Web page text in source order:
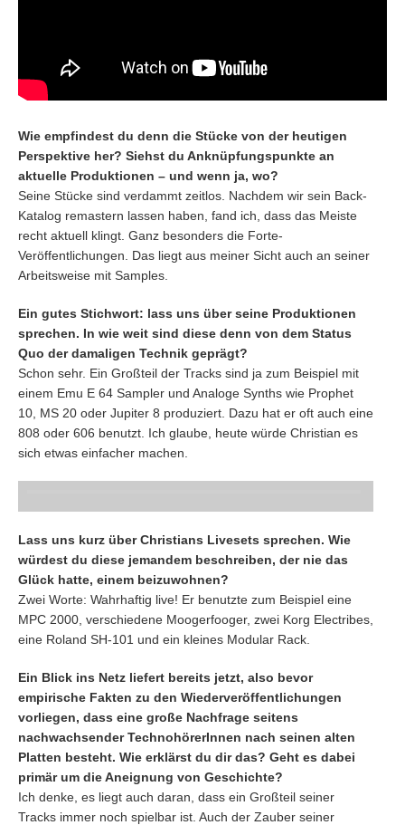
Wie empfindest du denn die Stücke von der heutigen
Perspektive her? Siehst du Anknüpfungspunkte an
aktuelle Produktionen – und wenn ja, wo?
Seine Stücke sind verdammt zeitlos. Nachdem wir sein Back-
Katalog remastern lassen haben, fand ich, dass das Meiste
recht aktuell klingt. Ganz besonders die Forte-
Veröffentlichungen. Das liegt aus meiner Sicht auch an seiner
Arbeitsweise mit Samples.
Ein gutes Stichwort: lass uns über seine Produktionen
sprechen. In wie weit sind diese denn von dem Status
Quo der damaligen Technik geprägt?
Schon sehr. Ein Großteil der Tracks sind ja zum Beispiel mit
einem Emu E 64 Sampler und Analoge Synths wie Prophet
10, MS 20 oder Jupiter 8 produziert. Dazu hat er oft auch eine
808 oder 606 benutzt. Ich glaube, heute würde Christian es
sich etwas einfacher machen.
Lass uns kurz über Christians Livesets sprechen. Wie
würdest du diese jemandem beschreiben, der nie das
Glück hatte, einem beizuwohnen?
Zwei Worte: Wahrhaftig live! Er benutzte zum Beispiel eine
MPC 2000, verschiedene Moogerfooger, zwei Korg Electribes,
eine Roland SH-101 und ein kleines Modular Rack.
Ein Blick ins Netz liefert bereits jetzt, also bevor
empirische Fakten zu den Wiederveröffentlichungen
vorliegen, dass eine große Nachfrage seitens
nachwachsender TechnohörerInnen nach seinen alten
Platten besteht. Wie erklärst du dir das? Geht es dabei
primär um die Aneignung von Geschichte?
Ich denke, es liegt auch daran, dass ein Großteil seiner
Tracks immer noch spielbar ist. Auch der Zauber seiner